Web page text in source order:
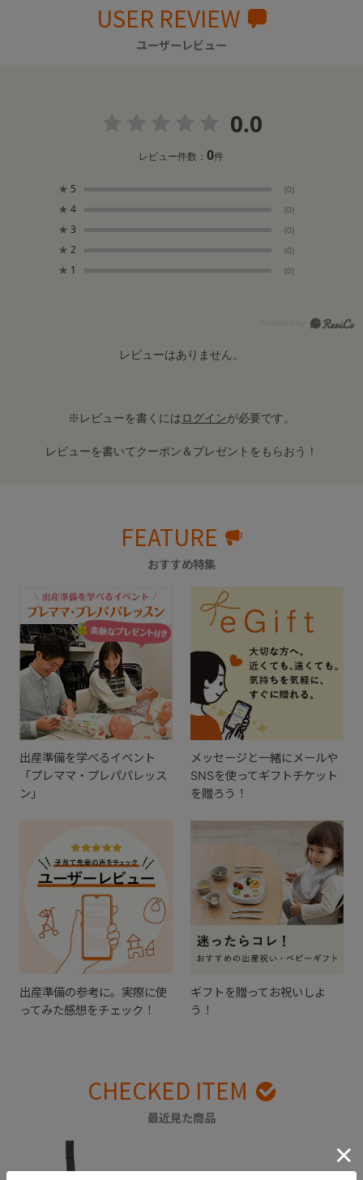
USER REVIEW
ユーザーレビュー
0.0
レビュー件数：0件
★ 5 (0)
★ 4 (0)
★ 3 (0)
★ 2 (0)
★ 1 (0)
レビューはありません。
※レビューを書くにはログインが必要です。
レビューを書いてクーポン＆プレゼントをもらおう！
FEATURE
おすすめ特集
出産準備を学べるイベント
「プレママ・プレパパレッス
ン」
メッセージと一緒にメールや
SNSを使ってギフトチケット
を贈ろう！
出産準備の参考に。実際に使
ってみた感想をチェック！
ギフトを贈ってお祝いしよ
う！
CHECKED ITEM
最近見た商品